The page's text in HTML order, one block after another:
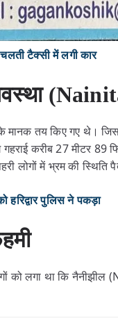
टैक्सी में लगी कार
मानक तय किए गए थे।
गहराई करीब 27 मीटर
लोगों में भ्रम की स्थिति
पुलिस ने पकड़ा
को लगा था कि